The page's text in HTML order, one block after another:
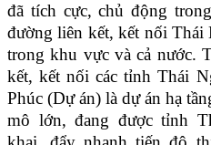
đã tích cực, chủ động
đường liên kết, kết nối Thái
trong khu vực và cả nước.
kết, kết nối các tỉnh Thái
Phúc (Dự án) là dự án hạ
mô lớn, đang được tỉnh